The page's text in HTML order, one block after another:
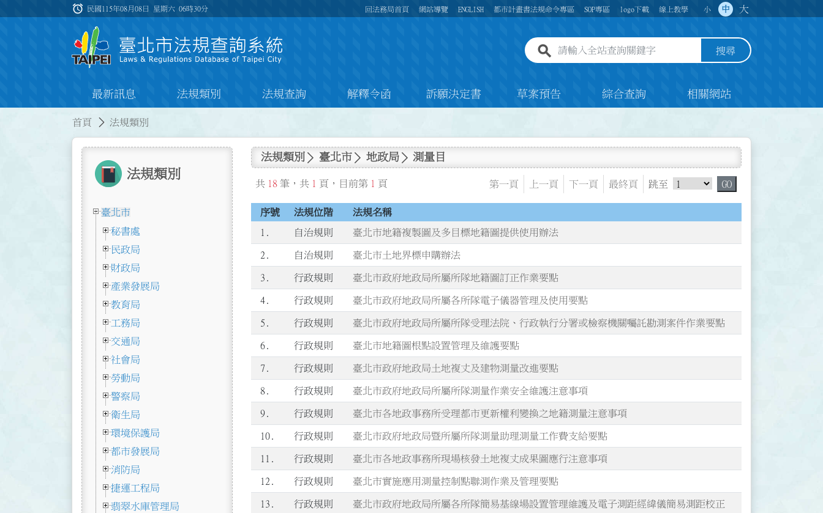
:::
alarm 民國115年08月08日 星期六06時30分 回法務局首頁 網站導覽 ENGLISH 都市計畫書法規命令專區 SOP專區 logo下載 線上教學 小 中 大
全站查詢關鍵字欄位 搜尋
最新訊息 法規類別 法規查詢 解釋令函 訴願決定書 草案預告 綜合查詢 相關網站
首頁 法規類別
法規類別
臺北市
秘書處
民政局
財政局
產業發展局
教育局
工務局
交通局
社會局
勞動局
警察局
衛生局
環境保護局
都市發展局
消防局
捷運工程局
翡翠水庫管理局
法規類別 臺北市 地政局 測量目
共 18 筆，共 1 頁，目前第 1 頁 第一頁 上一頁 下一頁 最終頁 跳至 跳頁選單 GO
序號 法規位階 法規名稱
1. 自治規則 臺北市地籍複製圖及多目標地籍圖提供使用辦法
2. 自治規則 臺北市土地界標申購辦法
3. 行政規則 臺北市政府地政局所屬所隊地籍圖訂正作業要點
4. 行政規則 臺北市政府地政局所屬各所隊電子儀器管理及使用要點
5. 行政規則 臺北市政府地政局所屬所隊受理法院、行政執行分署或檢察機關囑託勘測案件作業要點
6. 行政規則 臺北市地籍圖根點設置管理及維護要點
7. 行政規則 臺北市政府地政局土地複丈及建物測量改進要點
8. 行政規則 臺北市政府地政局所屬所隊測量作業安全維護注意事項
9. 行政規則 臺北市各地政事務所受理都市更新權利變換之地籍測量注意事項
10. 行政規則 臺北市政府地政局暨所屬所隊測量助理測量工作費支給要點
11. 行政規則 臺北市各地政事務所現場核發土地複丈成果圖應行注意事項
12. 行政規則 臺北市實施應用測量控制點聯測作業及管理要點
13. 行政規則
臺北市政府地政局所屬各所隊簡易基線場設置管理維護及電子測距經緯儀簡易測距校正